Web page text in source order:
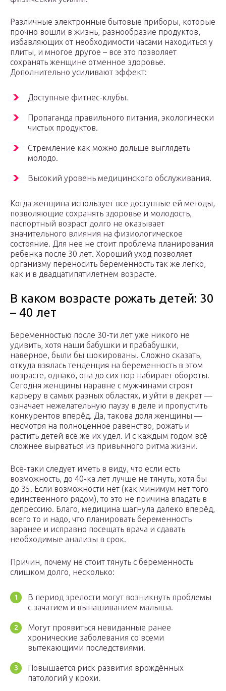
Различные электронные бытовые приборы, которые
прочно вошли в жизнь, разнообразие продуктов,
избавляющих от необходимости часами находиться у
плиты, и многое другое – все это позволяет
сохранять женщине отменное здоровье.
Дополнительно усиливают эффект:
Доступные фитнес-клубы.
Пропаганда правильного питания, экологически
чистых продуктов.
Стремление как можно дольше выглядеть
молодо.
Высокий уровень медицинского обслуживания.
Когда женщина использует все доступные ей методы,
позволяющие сохранять здоровье и молодость,
паспортный возраст долго не оказывает
значительного влияния на физиологическое
состояние. Для нее не стоит проблема планирования
ребенка после 30 лет. Хороший уход позволяет
организму переносить беременность так же легко,
как и в двадцатипятилетнем возрасте.
В каком возрасте рожать детей: 30
– 40 лет
Беременностью после 30-ти лет уже никого не
удивить, хотя наши бабушки и прабабушки,
наверное, были бы шокированы. Сложно сказать,
откуда взялась тенденция на беременность в этом
возрасте, однако, она до сих пор набирает обороты.
Сегодня женщины наравне с мужчинами строят
карьеру в самых разных областях, и уйти в декрет —
означает нежелательную паузу в деле и пропустить
конкурентов вперёд. Да, такова доля женщины —
несмотря на полноценное равенство, рожать и
растить детей всё же их удел. И с каждым годом всё
сложнее вырваться из привычного ритма жизни.
Всё-таки следует иметь в виду, что если есть
возможность, до 40-ка лет лучше не тянуть, хотя бы
до 35. Если возможности нет (как минимум нет того
единственного рядом), то это не причина впадать в
депрессию. Благо, медицина шагнула далеко вперёд,
всего то и надо, что планировать беременность
заранее и исправно посещать врача и сдавать
необходимые анализы в срок.
Причин, почему не стоит тянуть с беременность
слишком долго, несколько:
В период зрелости могут возникнуть проблемы
с зачатием и вынашиванием малыша.
Могут проявиться невиданные ранее
хронические заболевания со всеми
вытекающими последствиями.
Повышается риск развития врождённых
патологий у крохи.